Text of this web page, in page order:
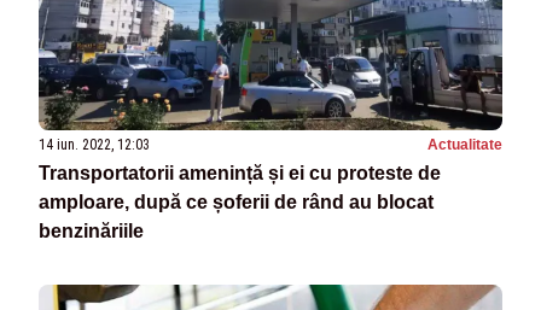
14 iun. 2022, 12:03 Actualitate
Transportatorii amenință și ei cu proteste de
amploare, după ce șoferii de rând au blocat
benzinăriile